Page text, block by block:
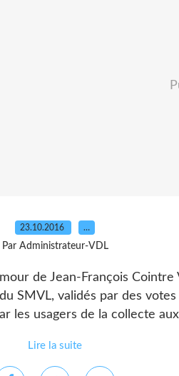
23.10.2016 …
Par Administrateur-VDL
de Jean-François Cointre
SMVL, validés par des
les usagers de la collecte
Lire la suite